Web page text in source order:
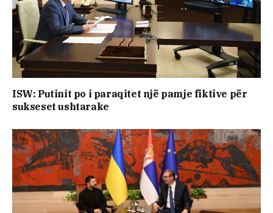
ISW: Putinit po i paraqitet një pamje fiktive për
sukseset ushtarake